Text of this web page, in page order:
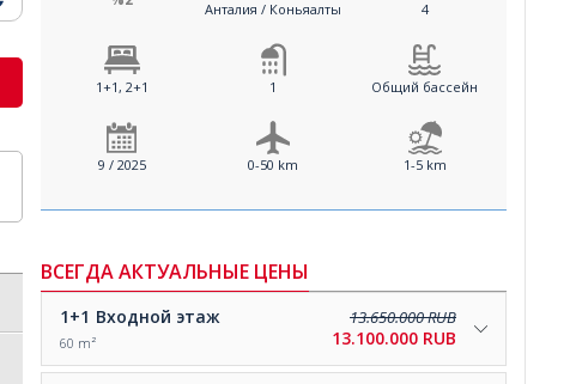
Анталия / Коньяалты 4
1+1, 2+1 1 Общий бассейн
9 / 2025 0-50 km 1-5 km
ВСЕГДА АКТУАЛЬНЫЕ ЦЕНЫ
1+1 Входной этаж
60 m²
13.650.000 RUB
13.100.000 RUB